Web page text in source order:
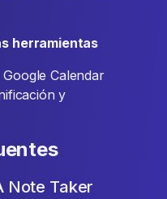
herramientas
Calendar
y
Note Taker